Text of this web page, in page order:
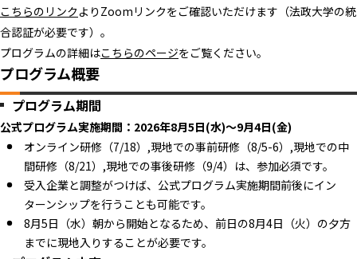
こちらのリンク よりZoomリンクをご確認いただけます（法政大学の統
合認証が必要です）。
プログラムの詳細はこちらのページをご覧ください。
プログラム概要
プログラム期間
公式プログラム実施期間：2026年8月5日(水)～9月4日(金)
オンライン研修（7/18）,現地での事前研修（8/5-6）,現地での中
間研修（8/21）,現地での事後研修（9/4）は、参加必須です。
受入企業と調整がつけば、公式プログラム実施期間前後にイン
ターンシップを行うことも可能です。
8月5日（水）朝から開始となるため、前日の8月4日（火）の夕方
までに現地入りすることが必要です。